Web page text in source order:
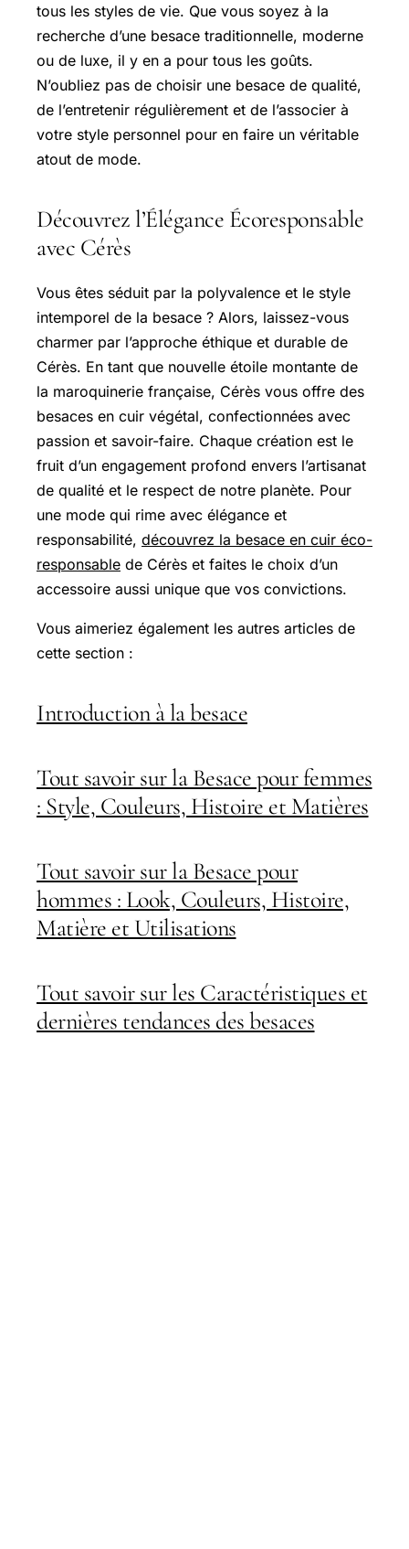
tous les styles de vie. Que vous soyez à la
recherche d’une besace traditionnelle, moderne
ou de luxe, il y en a pour tous les goûts.
N’oubliez pas de choisir une besace de qualité,
de l’entretenir régulièrement et de l’associer à
votre style personnel pour en faire un véritable
atout de mode.
Découvrez l’Élégance Écoresponsable
avec Cérès
Vous êtes séduit par la polyvalence et le style
intemporel de la besace ? Alors, laissez-vous
charmer par l’approche éthique et durable de
Cérès. En tant que nouvelle étoile montante de
la maroquinerie française, Cérès vous offre des
besaces en cuir végétal, confectionnées avec
passion et savoir-faire. Chaque création est le
fruit d’un engagement profond envers l’artisanat
de qualité et le respect de notre planète. Pour
une mode qui rime avec élégance et
responsabilité, découvrez la besace en cuir éco-
responsable de Cérès et faites le choix d’un
accessoire aussi unique que vos convictions.
Vous aimeriez également les autres articles de
cette section :
Introduction à la besace
Tout savoir sur la Besace pour femmes
: Style, Couleurs, Histoire et Matières
Tout savoir sur la Besace pour
hommes : Look, Couleurs, Histoire,
Matière et Utilisations
Tout savoir sur les Caractéristiques et
dernières tendances des besaces